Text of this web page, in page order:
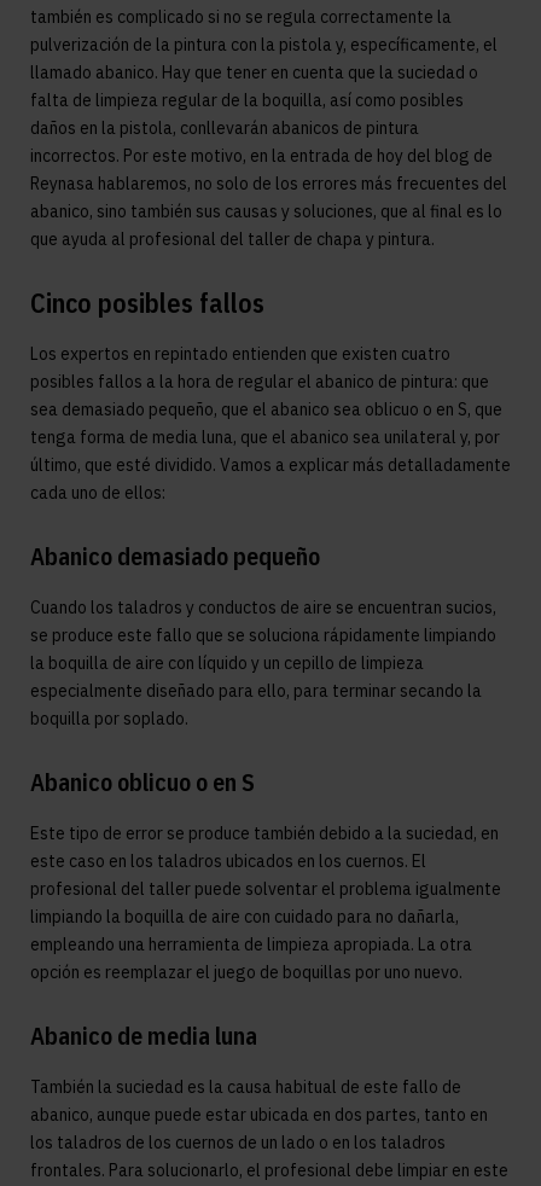
también es complicado si no se regula correctamente la
pulverización de la pintura con la pistola y, específicamente, el
llamado abanico. Hay que tener en cuenta que la suciedad o
falta de limpieza regular de la boquilla, así como posibles
daños en la pistola, conllevarán abanicos de pintura
incorrectos. Por este motivo, en la entrada de hoy del blog de
Reynasa hablaremos, no solo de los errores más frecuentes del
abanico, sino también sus causas y soluciones, que al final es lo
que ayuda al profesional del taller de chapa y pintura.
Cinco posibles fallos
Los expertos en repintado entienden que existen cuatro
posibles fallos a la hora de regular el abanico de pintura: que
sea demasiado pequeño, que el abanico sea oblicuo o en S, que
tenga forma de media luna, que el abanico sea unilateral y, por
último, que esté dividido. Vamos a explicar más detalladamente
cada uno de ellos:
Abanico demasiado pequeño
Cuando los taladros y conductos de aire se encuentran sucios,
se produce este fallo que se soluciona rápidamente limpiando
la boquilla de aire con líquido y un cepillo de limpieza
especialmente diseñado para ello, para terminar secando la
boquilla por soplado.
Abanico oblicuo o en S
Este tipo de error se produce también debido a la suciedad, en
este caso en los taladros ubicados en los cuernos. El
profesional del taller puede solventar el problema igualmente
limpiando la boquilla de aire con cuidado para no dañarla,
empleando una herramienta de limpieza apropiada. La otra
opción es reemplazar el juego de boquillas por uno nuevo.
Abanico de media luna
También la suciedad es la causa habitual de este fallo de
abanico, aunque puede estar ubicada en dos partes, tanto en
los taladros de los cuernos de un lado o en los taladros
frontales. Para solucionarlo, el profesional debe limpiar en este